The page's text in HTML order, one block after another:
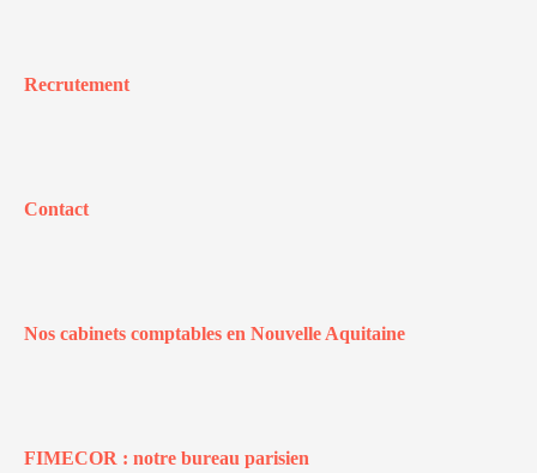
Recrutement
Contact
Nos cabinets comptables en Nouvelle Aquitaine
FIMECOR : notre bureau parisien